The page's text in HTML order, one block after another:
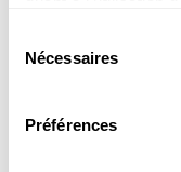
tout moment en
cookies ou en
Si vous le
Nécessaires
Préférences
tortue que j’ai